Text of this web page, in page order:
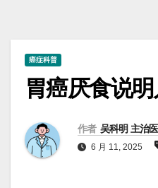
癌症科普
胃癌厌食说
作者 吴科明 主治
6 月 11, 2025